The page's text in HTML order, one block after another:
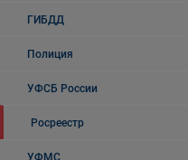
ГИБДД
Полиция
УФСБ России
Росреестр
УФМС